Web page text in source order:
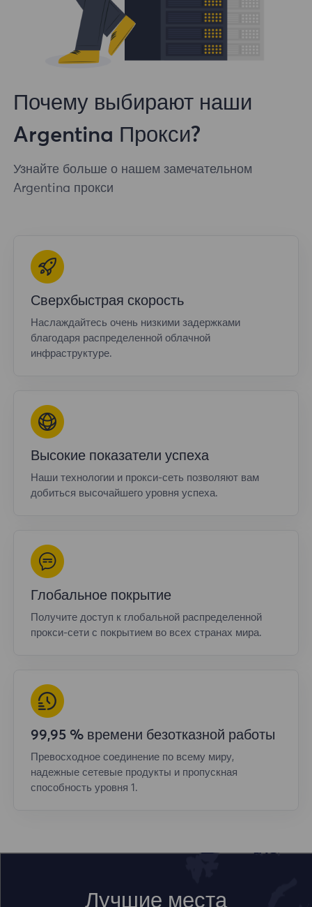
Почему выбирают наши
Argentina Прокси?
Узнайте больше о нашем замечательном
Argentina прокси
Сверхбыстрая скорость
Наслаждайтесь очень низкими задержками
благодаря распределенной облачной
инфраструктуре.
Высокие показатели успеха
Наши технологии и прокси-сеть позволяют вам
добиться высочайшего уровня успеха.
Глобальное покрытие
Получите доступ к глобальной распределенной
прокси-сети с покрытием во всех странах мира.
99,95 % времени безотказной работы
Превосходное соединение по всему миру,
надежные сетевые продукты и пропускная
способность уровня 1.
Лучшие места